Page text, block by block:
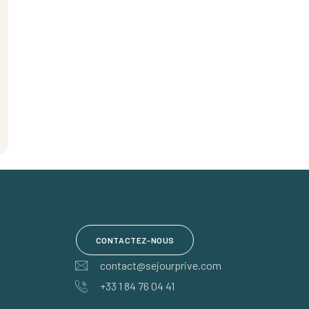
CONTACTEZ-NOUS
contact@sejourprive.com
+33 1 84 76 04 41